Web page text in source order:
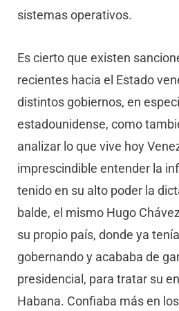
sistemas operativos.
Es cierto que existen
recientes hacia el Estado
distintos gobiernos, en
estadounidense, como
analizar lo que vive hoy
imprescindible entender la
tenido en su alto poder la
balde, el mismo Hugo
su propio país, donde ya
gobernando y acababa de
presidencial, para tratar su
Habana. Confiaba más en